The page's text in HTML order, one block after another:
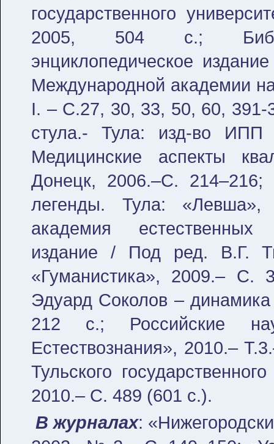
государственного
2005, 504 с.;
энциклопедическое
Международной академии
I. – С.27, 30, 33, 50, 60,
стула.- Тула: изд-во
Медицинские аспекты
Донецк, 2006.–С.
легенды. Тула:
академия естественных
издание / Под ред. В.Г.
«Гуманистика», 2009.– С.
Эдуард Соколов –
212 с.; Российские
Естествознания», 2010.–
Тульского
2010.– С. 489 (601 с.).
В журналах: